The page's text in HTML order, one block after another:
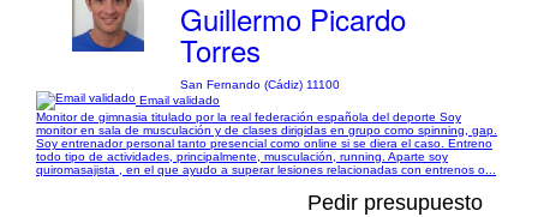
Guillermo Picardo
Torres
San Fernando (Cádiz) 11100
Email validado
Monitor de gimnasia titulado por la real federación española del deporte Soy
monitor en sala de musculación y de clases dirigidas en grupo como spinning, gap.
Soy entrenador personal tanto presencial como online si se diera el caso. Entreno
todo tipo de actividades, principalmente, musculación, running. Aparte soy
quiromasajista , en el que ayudo a superar lesiones relacionadas con entrenos o...
Pedir presupuesto